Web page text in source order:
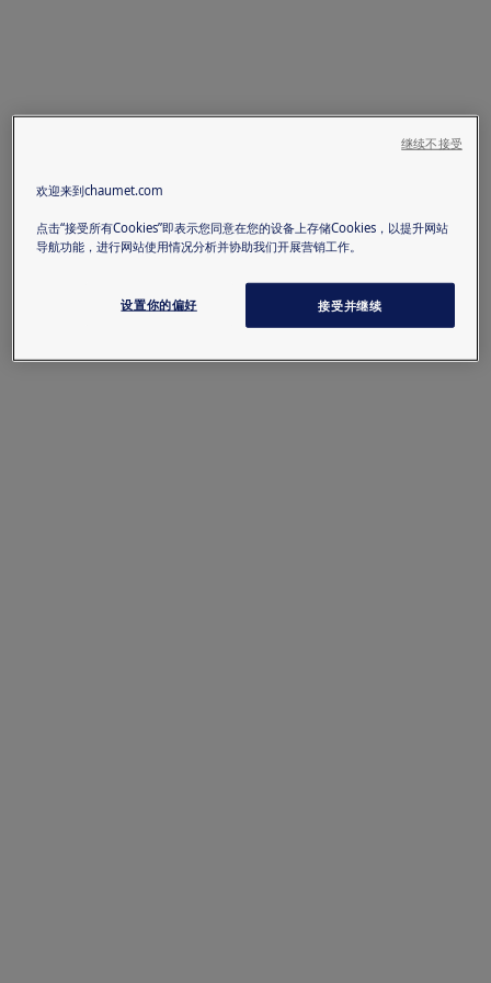
欢迎来到chaumet.com
点击“接受所有Cookies”即表示您同意在您的设备上存储Cookies，以提升网站
导航功能，进行网站使用情况分析并协助我们开展营销工作。
设置你的偏好 接受并继续
继续不接受